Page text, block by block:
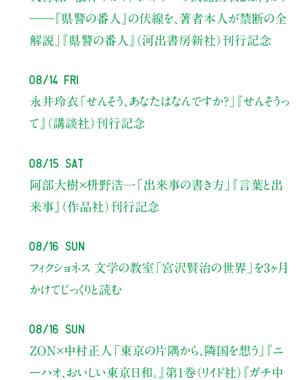
――『県警の番人』の伏線を、著者本人が禁断の全
解説」
『県警の番人』（河出書房新社）刊行記念
08/14 Fri
永井玲衣 「せんそう、あなたはなんですか？」
『せんそうっ
て』（講談社）刊行記念
08/15 Sat
阿部大樹×枡野浩一 「出来事の書き方」
『言葉と出
来事』（作品社）刊行記念
08/16 Sun
フィクショネス 文学の教室 「宮沢賢治の世界」を3ヶ月
かけてじっくりと読む
08/16 Sun
ZON×中村正人 「東京の片隅から、隣国を想う」
『ニ
ーハオ、おいしい東京日和。』第1巻（リイド社） 『ガチ中